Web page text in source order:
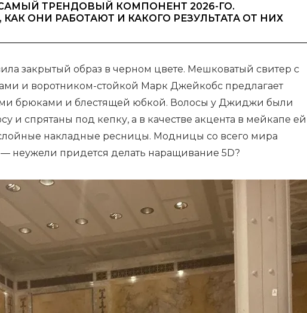
ТРЕНДОВЫЙ КОМПОНЕНТ 2026-ГО.
КАК ОНИ РАБОТАЮТ И КАКОГО РЕЗУЛЬТАТА ОТ НИХ
закрытый образ в черном цвете. Мешковатый свитер с
и воротником-стойкой Марк Джейкобс предлагает
брюками и блестящей юбкой. Волосы у Джиджи были
и спрятаны под кепку, а в качестве акцента в мейкапе ей
накладные ресницы. Модницы со всего мира
неужели придется делать наращивание 5D?